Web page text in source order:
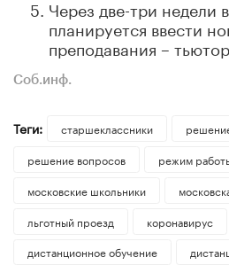
Через две-три недели
планируется ввести
преподавания –
Соб.инф.
Теги: старшеклассники
решение вопросов
режим
московские школьники
льготный проезд
коронавирус
дистанционное обучение